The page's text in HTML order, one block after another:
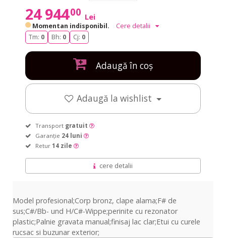
24 94400 Lei
Momentan indisponibil.
Cere detalii
Tm: 0 Bh: 0 Cj: 0
Adaugă în coș
Adaugă la wishlist
Transport gratuit
Garanție 24 luni
Retur 14 zile
cere detalii
Model profesional;Corp bronz, clape alama;F# de
sus;C#/Bb- und H/C#-Wippe;perinite cu rezonator
plastic;Palnie gravata manual;finisaj lac clar;Etui cu curele
rucsac si buzunar exterior;